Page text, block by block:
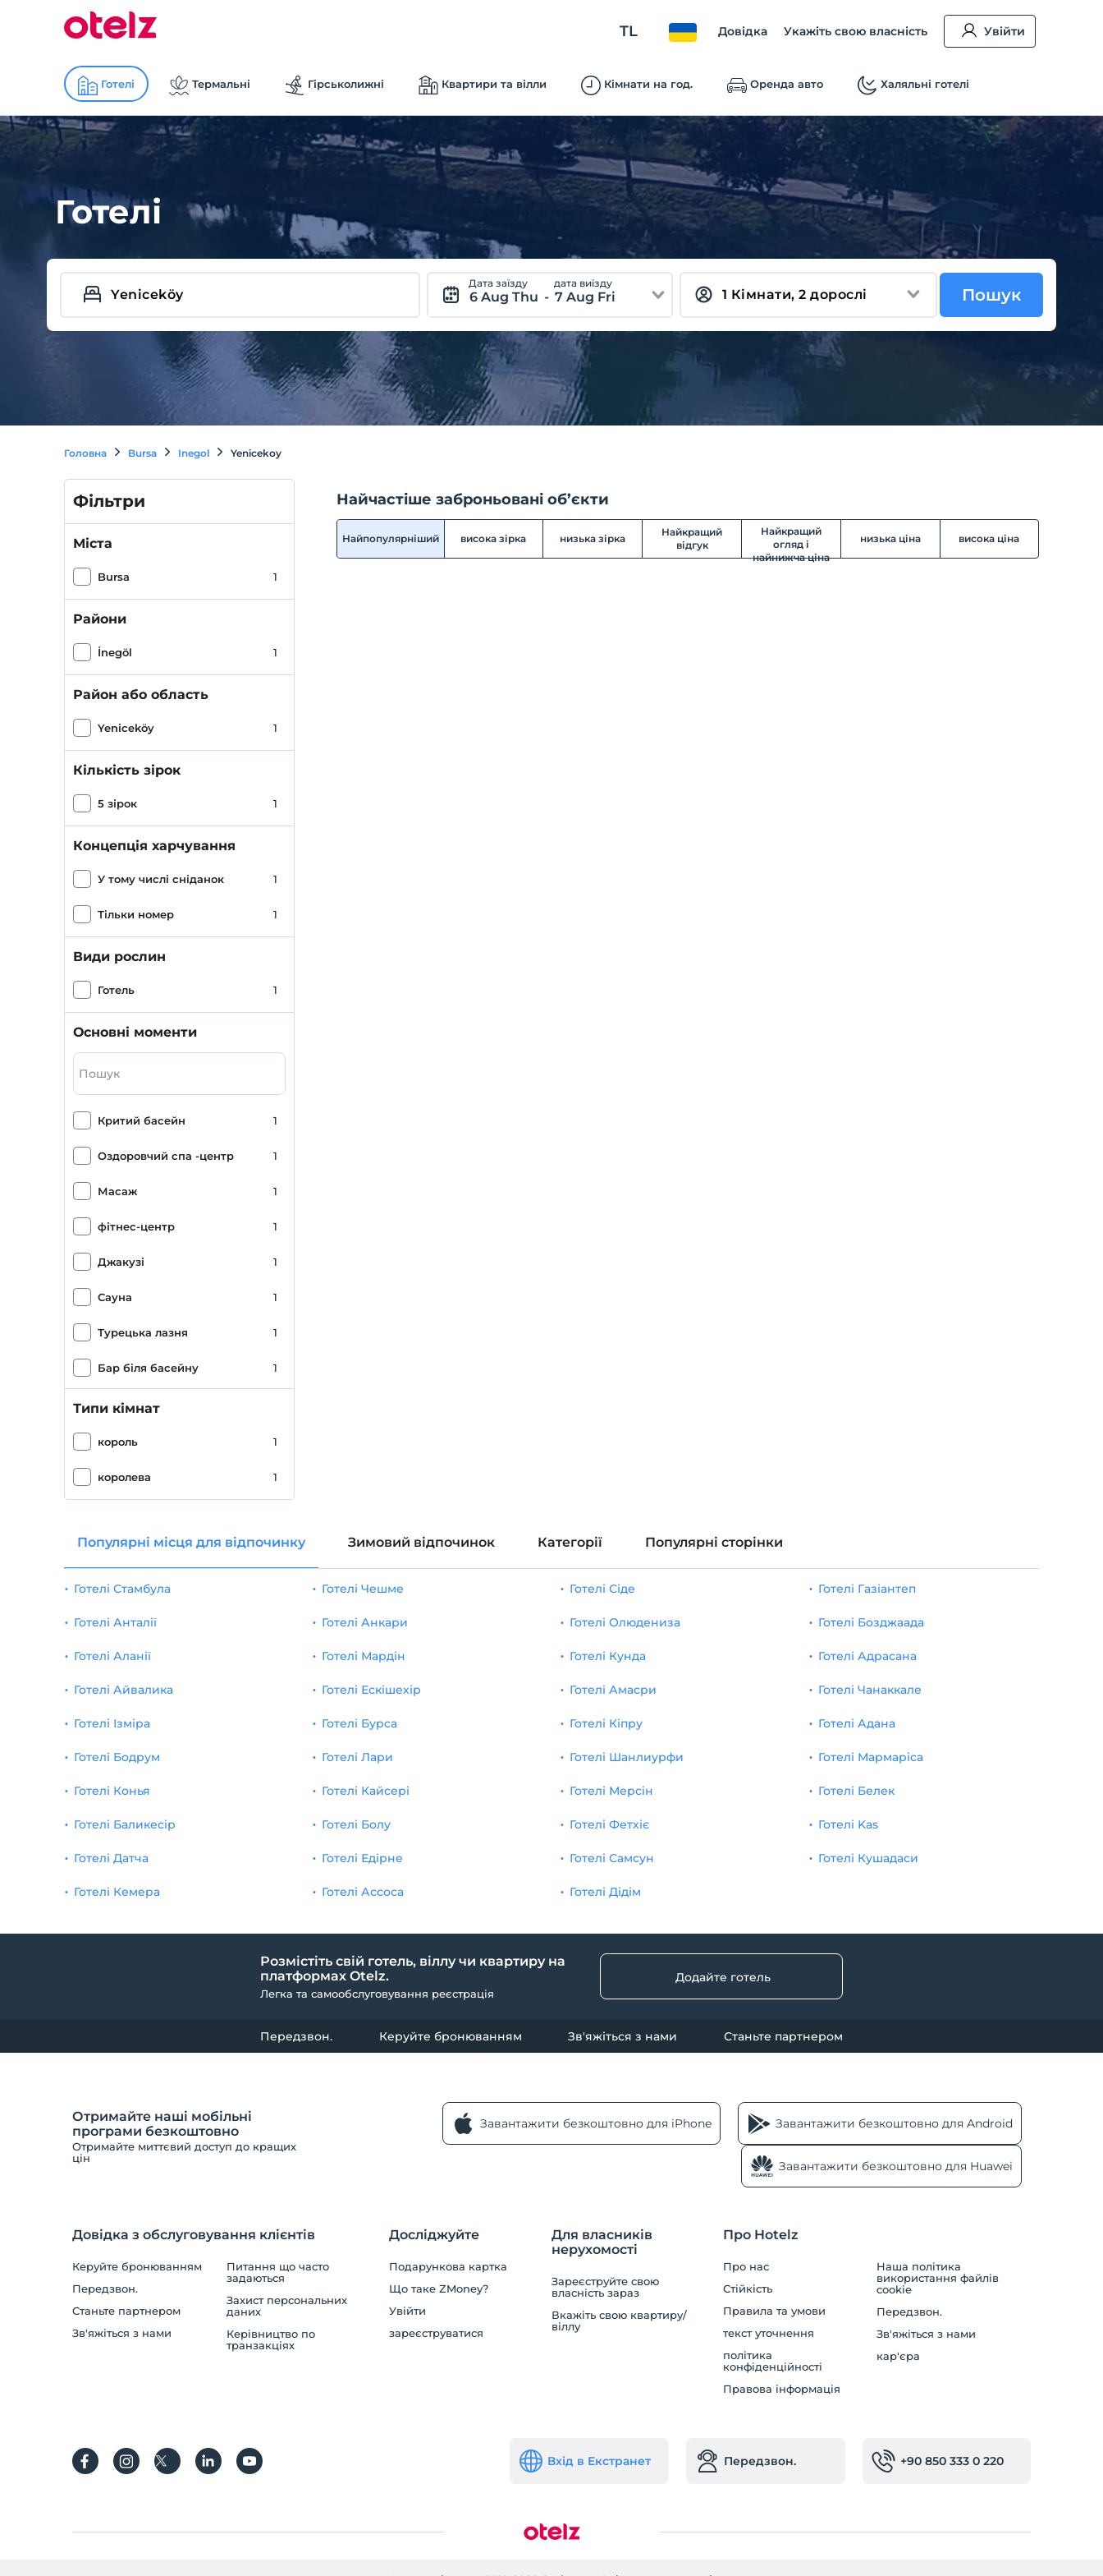
TL Довідка Укажіть свою власність Увійти
Готелі Термальні Гірськолижні Квартири та вілли Кімнати на год. Оренда авто Халяльні готелі
Готелі
Дата заїзду
6 Aug Thu -
дата виїзду
7 Aug Fri Пошук
Головна Bursa Inegol Yenicekoy
Фільтри
Міста
Bursa 1
Райони
İnegöl 1
Район або область
Yeniceköy 1
Кількість зірок
5 зірок 1
Концепція харчування
У тому числі сніданок 1
Тільки номер 1
Види рослин
Готель 1
Основні моменти
Критий басейн 1
Оздоровчий спа -центр 1
Масаж 1
фітнес-центр 1
Джакузі 1
Сауна 1
Турецька лазня 1
Бар біля басейну 1
1
Ніяких алкогольних напоїв 1
Інваліди дружні 1
Центр міста
історичне призначення
дорослий готель
wifi
Парковка (на території)
тримач для валіз
Інвалідний візок
Сніданок
Ксерокопія
10% знижка у спа -центрі 1
1
Типи кімнат
король 1
королева 1
Найчастіше заброньовані об’єкти
Найпопулярніший висока зірка низька зірка
Найкращий
відгук
Найкращий
огляд і
найнижча ціна
низька ціна висока ціна
Популярні місця для відпочинку Зимовий відпочинок Категорії Популярні сторінки
Готелі Стамбула
Готелі Анталії
Готелі Аланії
Готелі Айвалика
Готелі Ізміра
Готелі Чешме
Готелі Анкари
Готелі Мардін
Готелі Ескішехір
Готелі Бурса
Готелі Сіде
Готелі Олюдениза
Готелі Кунда
Готелі Амасри
Готелі Кіпру
Готелі Газіантеп
Готелі Бозджаада
Готелі Адрасана
Готелі Чанаккале
Готелі Адана
Готелі Бодрум
Готелі Конья
Готелі Баликесір
Готелі Датча
Готелі Кемера
Готелі Лари
Готелі Кайсері
Готелі Болу
Готелі Едірне
Готелі Ассоса
Готелі Шанлиурфи
Готелі Мерсін
Готелі Фетхіє
Готелі Самсун
Готелі Дідім
Готелі Мармаріса
Готелі Белек
Готелі Kas
Готелі Кушадаси
Розмістіть свій готель, віллу чи квартиру на
платформах Otelz.
Легка та самообслуговування реєстрація
Додайте готель
Передзвон. Керуйте бронюванням Зв'яжіться з нами Станьте партнером
Отримайте наші мобільні
програми безкоштовно
Отримайте миттєвий доступ до кращих
цін
Завантажити безкоштовно для iPhone Завантажити безкоштовно для Android
Завантажити безкоштовно для Huawei
Довідка з обслуговування клієнтів
Керуйте бронюванням
Передзвон.
Станьте партнером
Зв'яжіться з нами
Питання що часто
задаються
Захист персональних
даних
Керівництво по
транзакціях
Досліджуйте
Подарункова картка
Що таке ZMoney?
Увійти
зареєструватися
Для власників
нерухомості
Зареєструйте свою
власність зараз
Вкажіть свою квартиру/
віллу
Про Hotelz
Про нас
Стійкість
Правила та умови
текст уточнення
політика
конфіденційності
Правова інформація
Наша політика
використання файлів
cookie
Передзвон.
Зв'яжіться з нами
кар'єра
Вхід в Екстранет Передзвон. +90 850 333 0 220